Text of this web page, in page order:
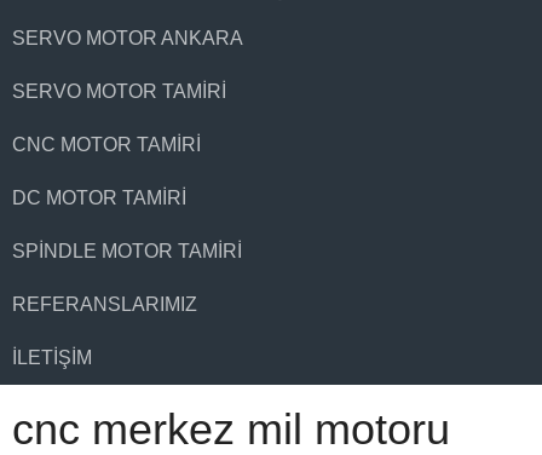
SERVO MOTOR ANKARA
SERVO MOTOR TAMIRI
CNC MOTOR TAMIRI
DC MOTOR TAMIRI
SPINDLE MOTOR TAMIRI
REFERANSLARIMIZ
İLETIŞIM
cnc merkez mil motoru